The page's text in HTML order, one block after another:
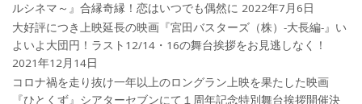
ルシネマ～』合縁奇縁！恋はいつでも偶然に 2022年7月6日
大好評につき上映延長の映画『宮田バスターズ（株）-大長編-』い
よいよ大団円！ラスト12/14・16の舞台挨拶をお見逃しなく！
2021年12月14日
コロナ禍を⾛り抜け⼀年以上のロングラン上映を果たした映画
『ひとくず』シアターセブンにて１周年記念特別舞台挨拶開催決